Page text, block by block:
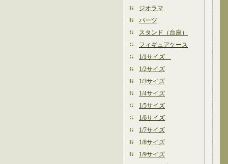
ジオラマ
パーツ
スタンド（台座）
フィギュアケース
1/1サイズ
1/2サイズ
1/3サイズ
1/4サイズ
1/5サイズ
1/6サイズ
1/7サイズ
1/8サイズ
1/9サイズ